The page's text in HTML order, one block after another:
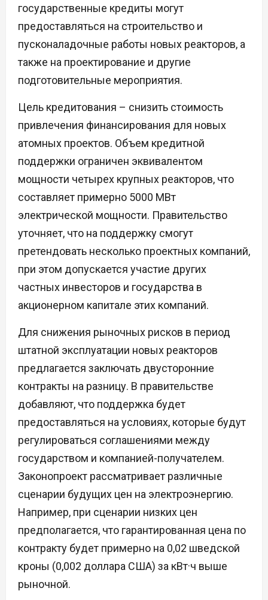
государственные кредиты могут
предоставляться на строительство и
пусконаладочные работы новых реакторов, а
также на проектирование и другие
подготовительные мероприятия.
Цель кредитования – снизить стоимость
привлечения финансирования для новых
атомных проектов. Объем кредитной
поддержки ограничен эквивалентом
мощности четырех крупных реакторов, что
составляет примерно 5000 МВт
электрической мощности. Правительство
уточняет, что на поддержку смогут
претендовать несколько проектных компаний,
при этом допускается участие других
частных инвесторов и государства в
акционерном капитале этих компаний.
Для снижения рыночных рисков в период
штатной эксплуатации новых реакторов
предлагается заключать двусторонние
контракты на разницу. В правительстве
добавляют, что поддержка будет
предоставляться на условиях, которые будут
регулироваться соглашениями между
государством и компанией-получателем.
Законопроект рассматривает различные
сценарии будущих цен на электроэнергию.
Например, при сценарии низких цен
предполагается, что гарантированная цена по
контракту будет примерно на 0,02 шведской
кроны (0,002 доллара США) за кВт·ч выше
рыночной.